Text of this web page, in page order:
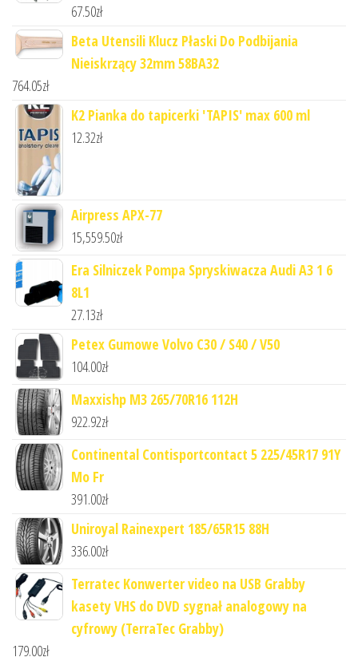
67.50zł
Beta Utensili Klucz Płaski Do Podbijania
Nieiskrzący 32mm 58BA32
764.05zł
K2 Pianka do tapicerki 'TAPIS' max 600 ml
12.32zł
Airpress APX-77
15,559.50zł
Era Silniczek Pompa Spryskiwacza Audi A3 1 6
8L1
27.13zł
Petex Gumowe Volvo C30 / S40 / V50
104.00zł
Maxxishp M3 265/70R16 112H
922.92zł
Continental Contisportcontact 5 225/45R17 91Y
Mo Fr
391.00zł
Uniroyal Rainexpert 185/65R15 88H
336.00zł
Terratec Konwerter video na USB Grabby
kasety VHS do DVD sygnał analogowy na
cyfrowy (TerraTec Grabby)
179.00zł